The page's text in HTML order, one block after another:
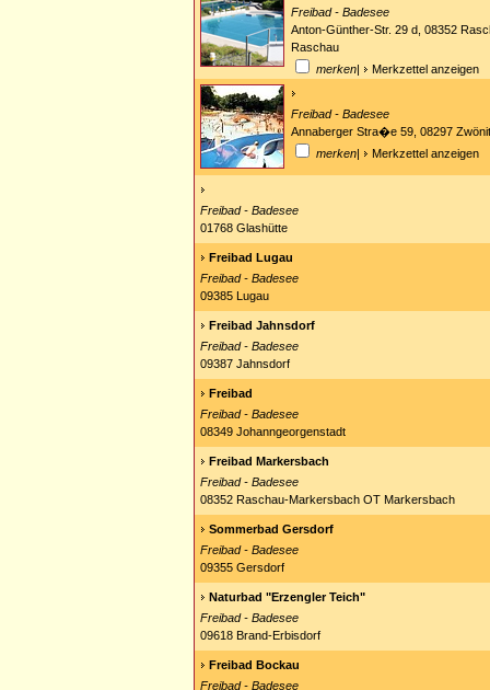
Freibad - Badesee
Anton-Günther-Str. 29 d, 08352
Raschau
merken| Merkzettel anzeigen
Freibad - Badesee
Annaberger Stra�e 59, 08297
merken| Merkzettel anzeigen
Freibad - Badesee
01768 Glashütte
Freibad Lugau
Freibad - Badesee
09385 Lugau
Freibad Jahnsdorf
Freibad - Badesee
09387 Jahnsdorf
Freibad
Freibad - Badesee
08349 Johanngeorgenstadt
Freibad Markersbach
Freibad - Badesee
08352 Raschau-Markersbach OT Markersbach
Sommerbad Gersdorf
Freibad - Badesee
09355 Gersdorf
Naturbad "Erzengler Teich"
Freibad - Badesee
09618 Brand-Erbisdorf
Freibad Bockau
Freibad - Badesee